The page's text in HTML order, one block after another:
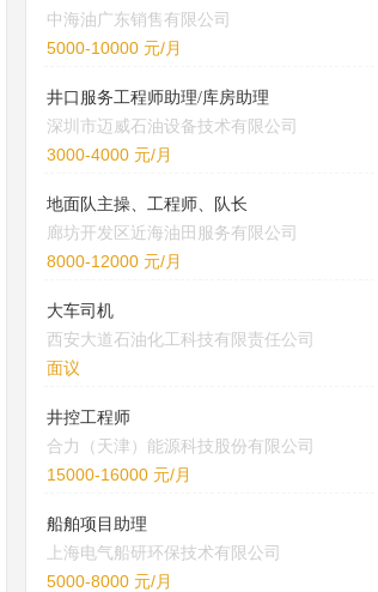
中海油广东销售有限公司
5000-10000 元/月
井口服务工程师助理/库房助理
深圳市迈威石油设备技术有限公司
3000-4000 元/月
地面队主操、工程师、队长
廊坊开发区近海油田服务有限公司
8000-12000 元/月
大车司机
西安大道石油化工科技有限责任公司
面议
井控工程师
合力（天津）能源科技股份有限公司
15000-16000 元/月
船舶项目助理
上海电气船研环保技术有限公司
5000-8000 元/月